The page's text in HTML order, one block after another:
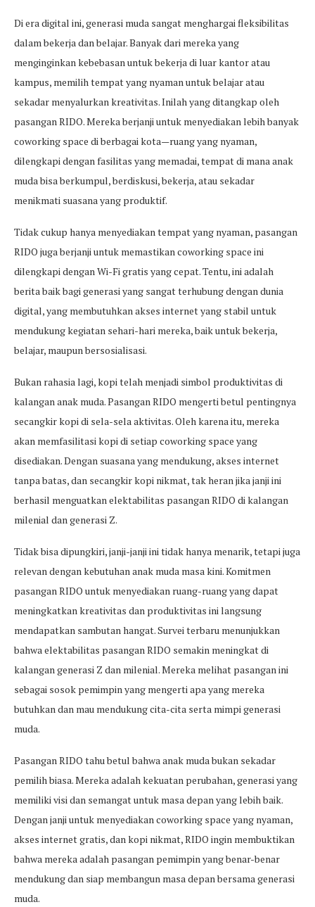
Di era digital ini, generasi muda sangat menghargai fleksibilitas
dalam bekerja dan belajar. Banyak dari mereka yang
menginginkan kebebasan untuk bekerja di luar kantor atau
kampus, memilih tempat yang nyaman untuk belajar atau
sekadar menyalurkan kreativitas. Inilah yang ditangkap oleh
pasangan RIDO. Mereka berjanji untuk menyediakan lebih banyak
coworking space di berbagai kota—ruang yang nyaman,
dilengkapi dengan fasilitas yang memadai, tempat di mana anak
muda bisa berkumpul, berdiskusi, bekerja, atau sekadar
menikmati suasana yang produktif.
Tidak cukup hanya menyediakan tempat yang nyaman, pasangan
RIDO juga berjanji untuk memastikan coworking space ini
dilengkapi dengan Wi-Fi gratis yang cepat. Tentu, ini adalah
berita baik bagi generasi yang sangat terhubung dengan dunia
digital, yang membutuhkan akses internet yang stabil untuk
mendukung kegiatan sehari-hari mereka, baik untuk bekerja,
belajar, maupun bersosialisasi.
Bukan rahasia lagi, kopi telah menjadi simbol produktivitas di
kalangan anak muda. Pasangan RIDO mengerti betul pentingnya
secangkir kopi di sela-sela aktivitas. Oleh karena itu, mereka
akan memfasilitasi kopi di setiap coworking space yang
disediakan. Dengan suasana yang mendukung, akses internet
tanpa batas, dan secangkir kopi nikmat, tak heran jika janji ini
berhasil menguatkan elektabilitas pasangan RIDO di kalangan
milenial dan generasi Z.
Tidak bisa dipungkiri, janji-janji ini tidak hanya menarik, tetapi juga
relevan dengan kebutuhan anak muda masa kini. Komitmen
pasangan RIDO untuk menyediakan ruang-ruang yang dapat
meningkatkan kreativitas dan produktivitas ini langsung
mendapatkan sambutan hangat. Survei terbaru menunjukkan
bahwa elektabilitas pasangan RIDO semakin meningkat di
kalangan generasi Z dan milenial. Mereka melihat pasangan ini
sebagai sosok pemimpin yang mengerti apa yang mereka
butuhkan dan mau mendukung cita-cita serta mimpi generasi
muda.
Pasangan RIDO tahu betul bahwa anak muda bukan sekadar
pemilih biasa. Mereka adalah kekuatan perubahan, generasi yang
memiliki visi dan semangat untuk masa depan yang lebih baik.
Dengan janji untuk menyediakan coworking space yang nyaman,
akses internet gratis, dan kopi nikmat, RIDO ingin membuktikan
bahwa mereka adalah pasangan pemimpin yang benar-benar
mendukung dan siap membangun masa depan bersama generasi
muda.